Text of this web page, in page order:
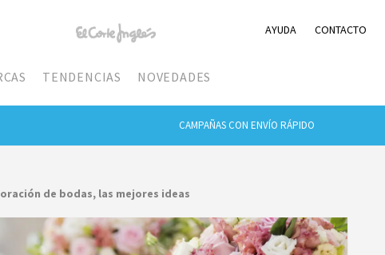
AYUDA CONTACTO
TENDENCIAS NOVEDADES
CAMPAÑAS CON ENVÍO RÁPIDO
de bodas, las mejores ideas